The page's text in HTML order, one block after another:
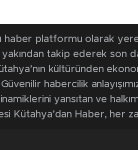
haber platformu olarak
takip ederek son
kültüründen
habercilik
yansıtan ve
Kütahya’dan Haber, her